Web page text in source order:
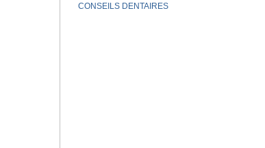
CONSEILS DENTAIRES